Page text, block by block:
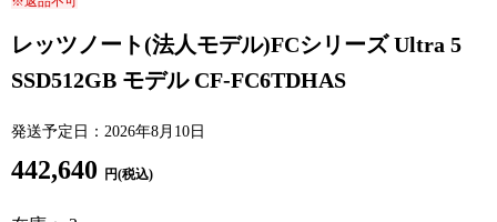
レッツノート(法人モデル)FCシリーズ Ultra 5
SSD512GB モデル CF-FC6TDHAS
発送予定日：2026年8月10日
442,640 円(税込)